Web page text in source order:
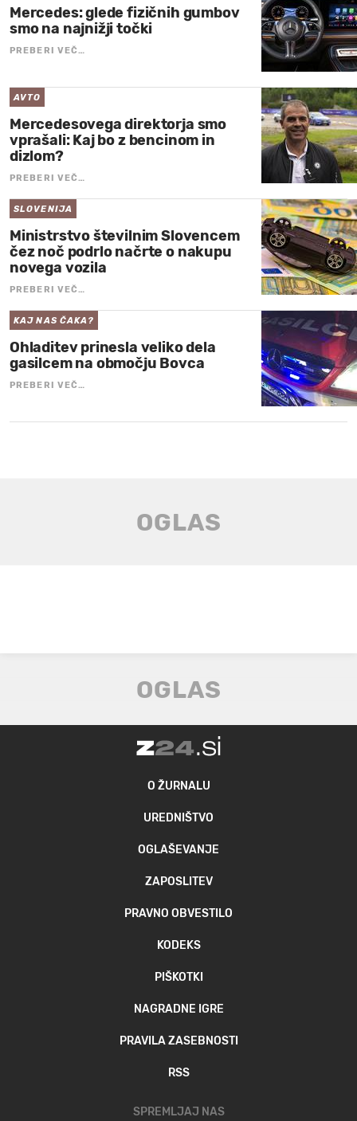
Mercedes: glede fizičnih gumbov
smo na najnižji točki
PREBERI VEČ…
AVTO
Mercedesovega direktorja smo
vprašali: Kaj bo z bencinom in
dizlom?
PREBERI VEČ…
SLOVENIJA
Ministrstvo številnim Slovencem
čez noč podrlo načrte o nakupu
novega vozila
PREBERI VEČ…
KAJ NAS ČAKA?
Ohladitev prinesla veliko dela
gasilcem na območju Bovca
PREBERI VEČ…
O ŽURNALU
UREDNIŠTVO
OGLAŠEVANJE
ZAPOSLITEV
PRAVNO OBVESTILO
KODEKS
PIŠKOTKI
NAGRADNE IGRE
PRAVILA ZASEBNOSTI
RSS
SPREMLJAJ NAS